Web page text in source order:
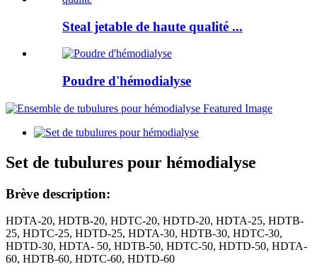
Steal jetable de haute qualité ...
Poudre d'hémodialyse
Set de tubulures pour hémodialyse
Brève description:
HDTA-20, HDTB-20, HDTC-20, HDTD-20, HDTA-25, HDTB-
25, HDTC-25, HDTD-25, HDTA-30, HDTB-30, HDTC-30,
HDTD-30, HDTA- 50, HDTB-50, HDTC-50, HDTD-50, HDTA-
60, HDTB-60, HDTC-60, HDTD-60